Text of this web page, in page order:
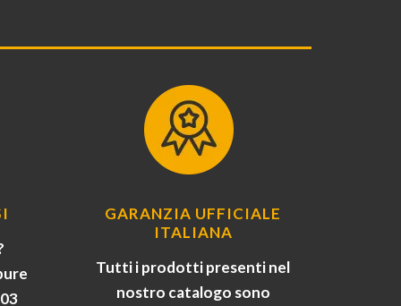
GARANZIA UFFICIALE
ITALIANA
Tutti i prodotti presenti nel
nostro catalogo sono